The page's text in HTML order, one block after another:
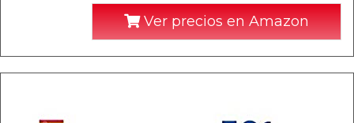
Ver precios en Amazon